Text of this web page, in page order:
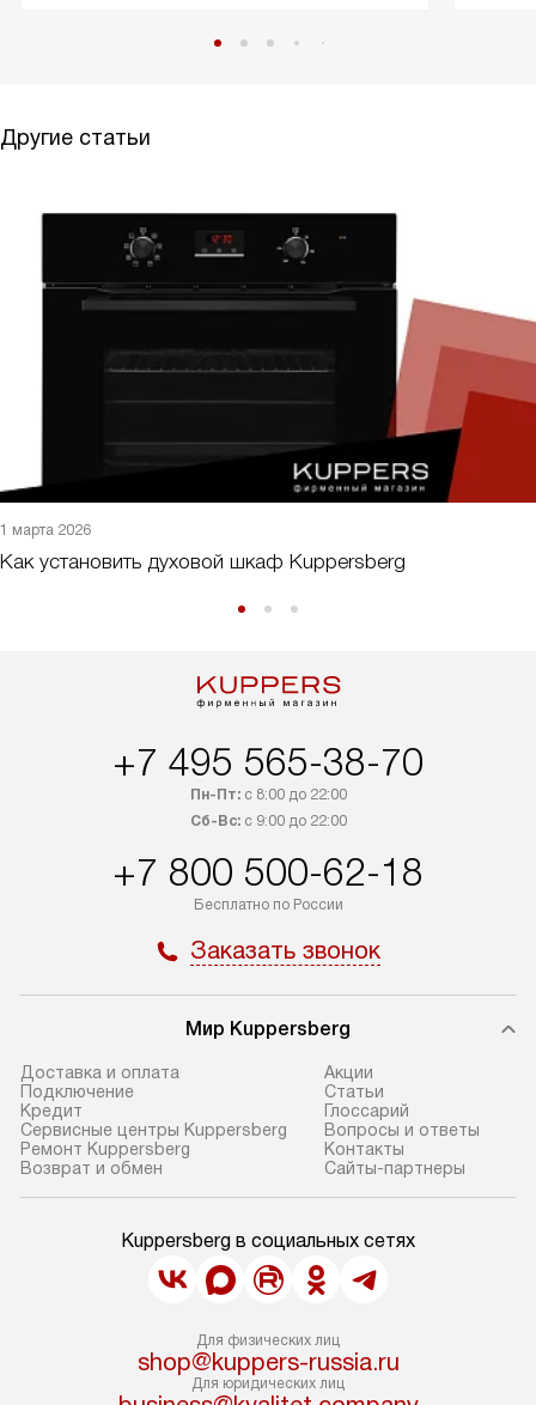
Другие статьи
1 марта 2026
Как установить духовой шкаф Kuppersberg
+7 495 565-38-70
Пн-Пт:с 8:00 до 22:00
Сб-Вс:с 9:00 до 22:00
+7 800 500-62-18
Бесплатно по России
Заказать звонок
Мир Kuppersberg
Доставка и оплата
Подключение
Кредит
Сервисные центры Kuppersberg
Ремонт Kuppersberg
Возврат и обмен
Акции
Cтатьи
Глоссарий
Вопросы и ответы
Контакты
Сайты-партнеры
Kuppersberg в социальных сетях
Для физических лиц
shop@kuppers-russia.ru
Для юридических лиц